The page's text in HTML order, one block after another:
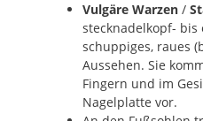
Vulgäre Warzen /
stecknadelkopf-
schuppiges, raues
Aussehen. Sie
Fingern und im
Nagelplatte vor.